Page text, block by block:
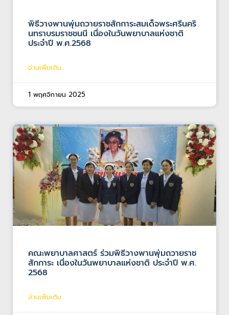
พิธีวางพานพุ่มถวายราชสักการะสมเด็จพระศรีนคริ
นทราบรมราชชนนี เนื่องในวันพยาบาลแห่งชาติ
ประจำปี พ.ศ.2568
อ่านเพิ่มเติม...
1 พฤศจิกายน 2025
คณะพยาบาลศาสตร์ ร่วมพิธีวางพานพุ่มถวายราช
สักการะ เนื่องในวันพยาบาลแห่งชาติ ประจำปี พ.ศ.
2568
อ่านเพิ่มเติม...